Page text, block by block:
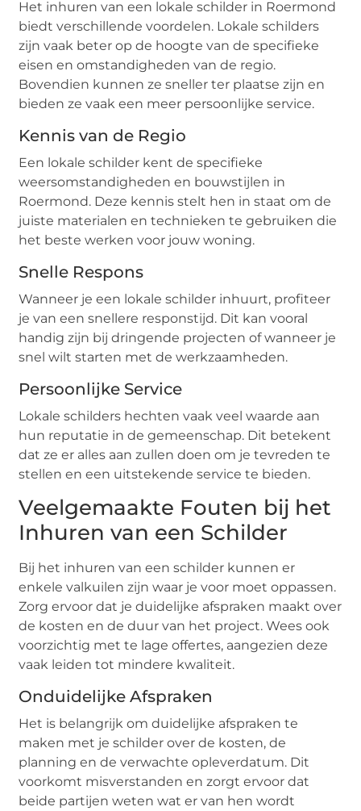
Het inhuren van een lokale schilder in Roermond
biedt verschillende voordelen. Lokale schilders
zijn vaak beter op de hoogte van de specifieke
eisen en omstandigheden van de regio.
Bovendien kunnen ze sneller ter plaatse zijn en
bieden ze vaak een meer persoonlijke service.
Kennis van de Regio
Een lokale schilder kent de specifieke
weersomstandigheden en bouwstijlen in
Roermond. Deze kennis stelt hen in staat om de
juiste materialen en technieken te gebruiken die
het beste werken voor jouw woning.
Snelle Respons
Wanneer je een lokale schilder inhuurt, profiteer
je van een snellere responstijd. Dit kan vooral
handig zijn bij dringende projecten of wanneer je
snel wilt starten met de werkzaamheden.
Persoonlijke Service
Lokale schilders hechten vaak veel waarde aan
hun reputatie in de gemeenschap. Dit betekent
dat ze er alles aan zullen doen om je tevreden te
stellen en een uitstekende service te bieden.
Veelgemaakte Fouten bij het
Inhuren van een Schilder
Bij het inhuren van een schilder kunnen er
enkele valkuilen zijn waar je voor moet oppassen.
Zorg ervoor dat je duidelijke afspraken maakt over
de kosten en de duur van het project. Wees ook
voorzichtig met te lage offertes, aangezien deze
vaak leiden tot mindere kwaliteit.
Onduidelijke Afspraken
Het is belangrijk om duidelijke afspraken te
maken met je schilder over de kosten, de
planning en de verwachte opleverdatum. Dit
voorkomt misverstanden en zorgt ervoor dat
beide partijen weten wat er van hen wordt